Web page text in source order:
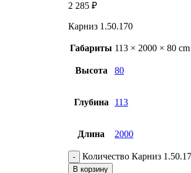
2 285 ₽
Карниз 1.50.170
Габариты 113 × 2000 × 80 cm
Высота 80
Глубина 113
Длина 2000
Количество Карниз
В корзину